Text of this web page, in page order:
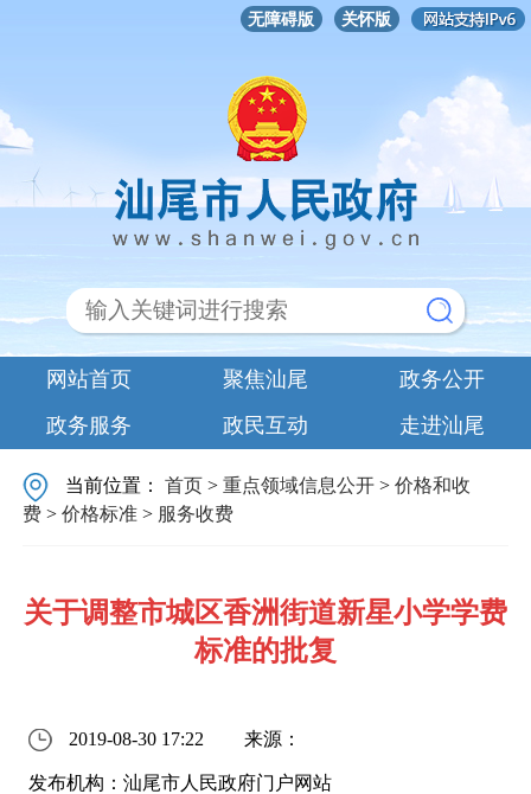
无障碍版 关怀版
网站首页 聚焦汕尾
政务公开
政务服务
政民互动 走进汕尾
当前位置：首页 >重点领域信息公开 >价格和收
费 >价格标准 > 服务收费
关于调整市城区香洲街道新星小学学费
标准的批复
2019-08-30 17:22 来源：
发布机构：汕尾市人民政府门户网站